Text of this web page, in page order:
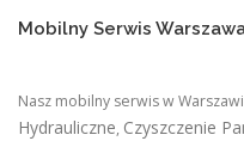
Mobilny Serwis
Nasz mobilny serwis w
Hydrauliczne, Czyszczenie